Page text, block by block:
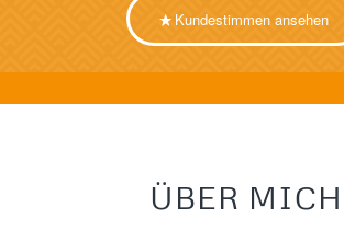
Gründliche Planung und
Kundestimmen ansehen
ÜBER MICH